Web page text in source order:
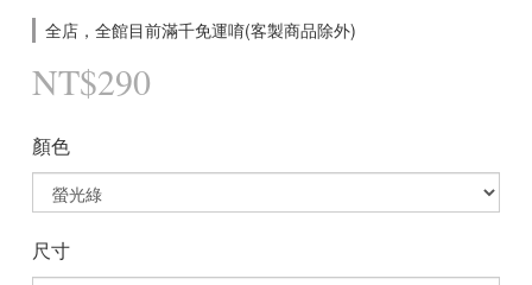
全店，全館目前滿千免運唷(客製商品除外)
NT$290
顏色
尺寸